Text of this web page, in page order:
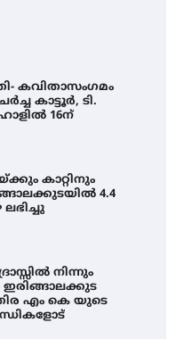
കവിതാസംഗമം
കാട്ടൂർ, ടി.
16ന്
കാറ്റിനും
4.4
ലഭിച്ചു
നിന്നും
ഇരിങ്ങാലക്കുട
എം കെ യുടെ